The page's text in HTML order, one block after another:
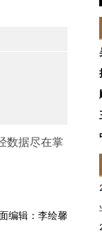
数据尽在掌
编辑：李绘馨